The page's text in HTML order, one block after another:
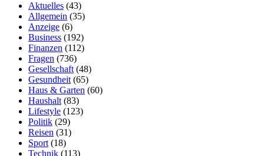
Aktuelles (43)
Allgemein (35)
Anzeige (6)
Business (192)
Finanzen (112)
Fragen (736)
Gesellschaft(48)
Gesundheit(65)
Haus & Garten (60)
Haushalt(83)
Lifestyle (123)
Politik (29)
Reisen (31)
Sport(18)
Technik (113)